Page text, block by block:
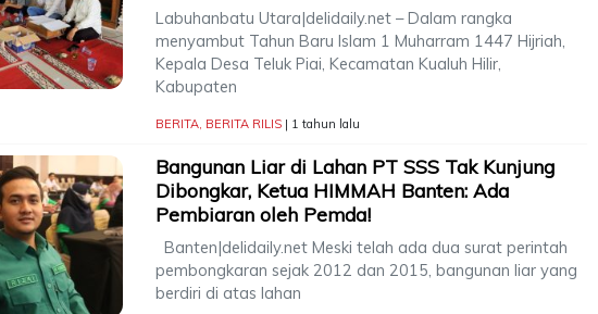
Labuhanbatu Utara|delidaily.net – Dalam rangka
menyambut Tahun Baru Islam 1 Muharram 1447 Hijriah,
Kepala Desa Teluk Piai, Kecamatan Kualuh Hilir,
Kabupaten
BERITA, BERITA RILIS | 1 tahun lalu
Bangunan Liar di Lahan PT SSS Tak Kunjung
Dibongkar, Ketua HIMMAH Banten: Ada
Pembiaran oleh Pemda!
Banten|delidaily.net Meski telah ada dua surat perintah
pembongkaran sejak 2012 dan 2015, bangunan liar yang
berdiri di atas lahan